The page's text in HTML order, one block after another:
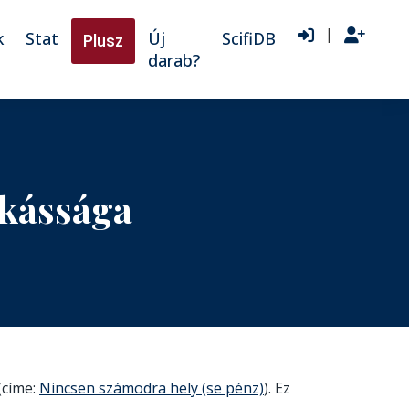
Stat Plusz
Új
darab?
ScifiDB |
Nincsen számodra hely (se pénz)). Ez